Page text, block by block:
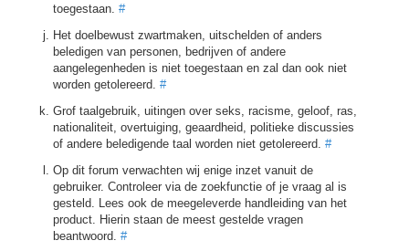
toegestaan. #
Het doelbewust zwartmaken, uitschelden of anders
beledigen van personen, bedrijven of andere
aangelegenheden is niet toegestaan en zal dan ook niet
worden getolereerd. #
Grof taalgebruik, uitingen over seks, racisme, geloof, ras,
nationaliteit, overtuiging, geaardheid, politieke discussies
of andere beledigende taal worden niet getolereerd. #
Op dit forum verwachten wij enige inzet vanuit de
gebruiker. Controleer via de zoekfunctie of je vraag al is
gesteld. Lees ook de meegeleverde handleiding van het
product. Hierin staan de meest gestelde vragen
beantwoord. #